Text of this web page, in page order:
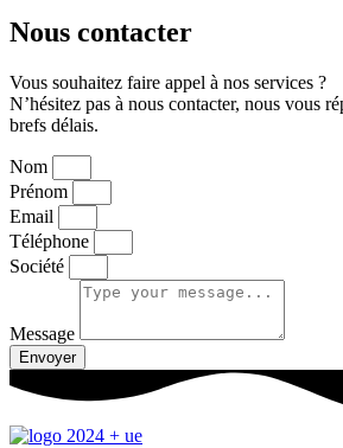
Nous contacter
Vous souhaitez faire appel à nos services ?
N’hésitez pas à nous contacter, nous vous
brefs délais.
Nom
Prénom
Email
Téléphone
Société
Message
Envoyer